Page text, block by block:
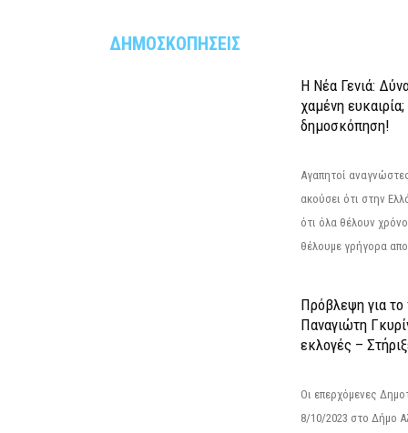
ΔΗΜΟΣΚΟΠΗΣΕΙΣ
Η Νέα Γενιά:
χαμένη
δημοσκόπηση!
Αγαπητοί
ακούσει ότι στην
ότι όλα θέλουν
θέλουμε γρήγορα
Πρόβλεψη για
Παναγιώτη
εκλογές –
Οι επερχόμενες
8/10/2023 στο Δήμο